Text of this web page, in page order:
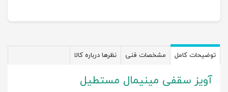
توضیحات کامل مشخصات فنی نظرها درباره کالا
آویز سقفی مینیمال مستطیل